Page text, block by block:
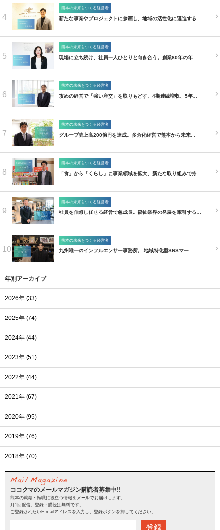
4
熊本の未来をつくる経営者
新たな事業やプロジェクトに参画し、地域の活性化に邁進する…
5
熊本の未来をつくる経営者
現場に立ち続け、社員一人ひとりと向き合う。創業80年の年…
6
熊本の未来をつくる経営者
攻めの経営で「強い産交」を取りもどす。4期連続増収、5年…
7
熊本の未来をつくる経営者
グループ売上高200億円を達成。多角化経営で熊本から未来…
8
熊本の未来をつくる経営者
「食」から「くらし」に事業領域を拡大、新たな取り組みで持…
9
熊本の未来をつくる経営者
社員を信頼し任せる経営で急成長。福祉業界の発展を牽引する…
10
熊本の未来をつくる経営者
九州唯一のインフルエンサー事務所。 地域特化型SNSマー…
年別アーカイブ
2026年 (33)
2025年 (74)
2024年 (44)
2023年 (51)
2022年 (44)
2021年 (67)
2020年 (95)
2019年 (76)
2018年 (70)
ココクマのメールマガジン購読者募集中!!
熊本の就職・転職に役立つ情報をメールでお届けします。
月1回配信。登録・購読は無料です。
ご登録されたいE-mailアドレスを入力し、登録ボタンを押してください。
登録